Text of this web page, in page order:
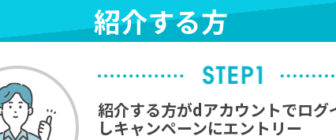
紹介する方
紹介する方がdアカウントでログ
しキャンペーンにエントリー